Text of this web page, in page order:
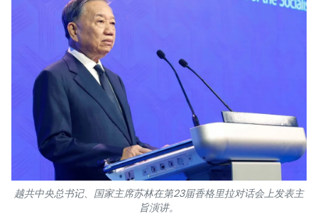
越共中央总书记、国家主席苏林在第23届香格里拉对话会上发表主
旨演讲。